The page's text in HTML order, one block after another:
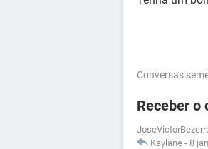
Conversas
Receber o
Kaylane - 8